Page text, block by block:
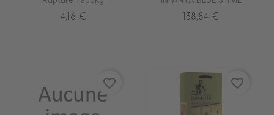
4,16 €
138,84 €
favorite_border favorite_border